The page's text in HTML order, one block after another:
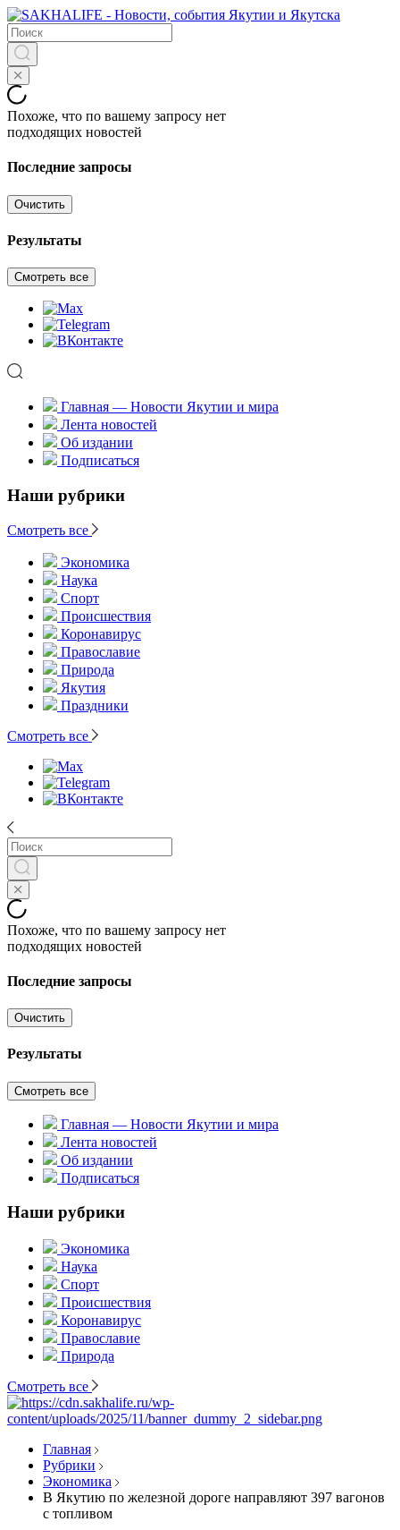
Похоже, что по вашему запросу нет
подходящих новостей
Последние запросы
Очистить
Результаты
Смотреть все
Главная — Новости Якутии и мира
Лента новостей
Об издании
Подписаться
Наши рубрики
Смотреть все
Экономика
Наука
Спорт
Происшествия
Коронавирус
Православие
Природа
Якутия
Праздники
Смотреть все
Похоже, что по вашему запросу нет
подходящих новостей
Последние запросы
Очистить
Результаты
Смотреть все
Главная — Новости Якутии и мира
Лента новостей
Об издании
Подписаться
Наши рубрики
Экономика
Наука
Спорт
Происшествия
Коронавирус
Православие
Природа
Смотреть все
Главная
Рубрики
Экономика
В Якутию по железной дороге направляют 397 вагонов
с топливом